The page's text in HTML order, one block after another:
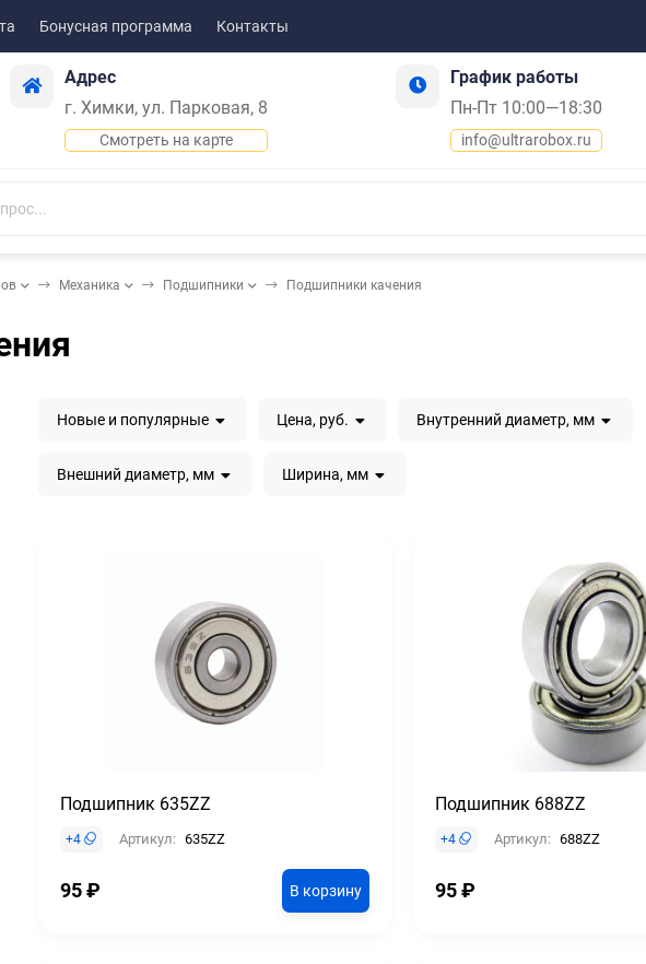
Бонусная программа Контакты
Адрес
г. Химки, ул. Парковая, 8
Смотреть на карте
График работы
Пн-Пт 10:00—18:30
info@ultrarobox.ru
Механика Подшипники Подшипники качения
Новые и популярные Цена, руб. Внутренний диаметр, мм
Внешний диаметр, мм Ширина, мм
Подшипник 635ZZ
+4 Артикул: 635ZZ
95₽ В корзину
Подшипник 688ZZ
+4 Артикул: 688ZZ
95₽